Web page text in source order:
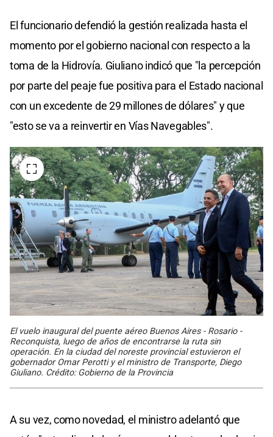
El funcionario defendió la gestión realizada hasta el
momento por el gobierno nacional con respecto a la
toma de la Hidrovía. Giuliano indicó que "la percepción
por parte del peaje fue positiva para el Estado nacional
con un excedente de 29 millones de dólares" y que
"esto se va a reinvertir en Vías Navegables".
El vuelo inaugural del puente aéreo Buenos Aires - Rosario -
Reconquista, luego de años de encontrarse la ruta sin
operación. En la ciudad del noreste provincial estuvieron el
gobernador Omar Perotti y el ministro de Transporte, Diego
Giuliano. Crédito: Gobierno de la Provincia
A su vez, como novedad, el ministro adelantó que